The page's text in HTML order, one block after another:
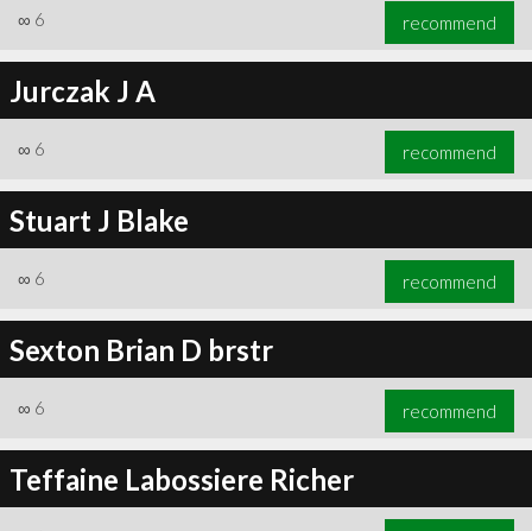
∞ 6 recommend
Jurczak J A
∞ 6 recommend
Stuart J Blake
∞ 6 recommend
Sexton Brian D brstr
∞ 6 recommend
Teffaine Labossiere Richer